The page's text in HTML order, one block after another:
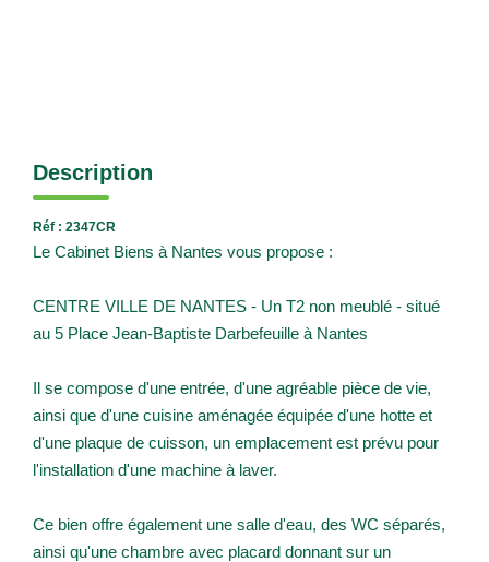
Description
Réf : 2347CR
Le Cabinet Biens à Nantes vous propose :
CENTRE VILLE DE NANTES - Un T2 non meublé - situé
au 5 Place Jean-Baptiste Darbefeuille à Nantes
Il se compose d'une entrée, d'une agréable pièce de vie,
ainsi que d'une cuisine aménagée équipée d'une hotte et
d'une plaque de cuisson, un emplacement est prévu pour
l'installation d'une machine à laver.
Ce bien offre également une salle d'eau, des WC séparés,
ainsi qu'une chambre avec placard donnant sur un